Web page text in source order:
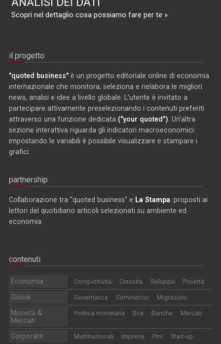
Scopri nel dettaglio cosa possiamo fare per te »
il progetto
"quoted business" è un progetto editoriale online di economia
internazionale che monitora, seleziona e rielabora le migliori
news, analisi e idee a livello globale. L'utente è invitato a
partecipare attivamente preselezionando i contenuti preferiti
attraverso una funzione dedicata ("your quoted") . Un'altra
sezione interattiva riguarda gli indicatori macroeconomici:
impostando le variabili è possibile visualizzare e stampare i
grafici.
partnership
Collaborazione tra "quoted business" e La Stampa: proposti ai
lettori del quotidiano articoli selezionati su ambiente ed
economia.
contenuti
Economia Competitività Crescita Sviluppo Povertà
Global Governance Commercio Migrazioni
Moneta &
Mercati
Politica monetaria Bce Banche Mercati
Corporate Multinazionali Imprese Pmi Start-up